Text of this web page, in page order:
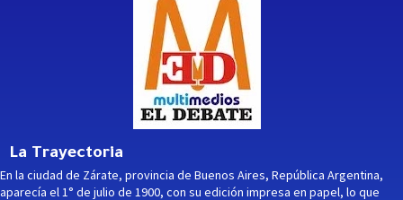
La Trayectoria
En la ciudad de Zárate, provincia de Buenos Aires, República Argentina,
aparecía el 1° de julio de 1900, con su edición impresa en papel, lo que